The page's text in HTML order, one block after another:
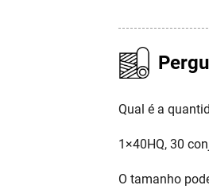
Qual é a
1×40HQ, 30
O tamanho